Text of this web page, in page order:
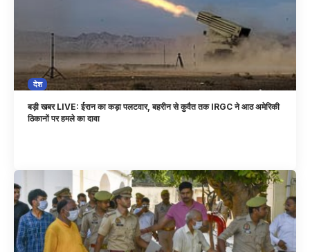
देश
बड़ी खबर LIVE: ईरान का कड़ा पलटवार, बहरीन से कुवैत तक IRGC ने आठ अमेरिकी
ठिकानों पर हमले का दावा